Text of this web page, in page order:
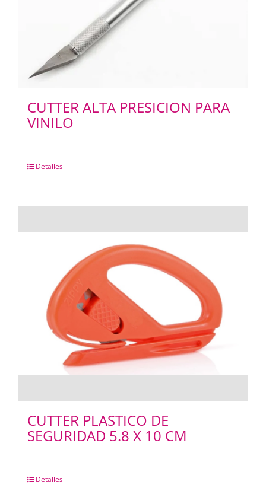
CUTTER ALTA PRESICION PARA
VINILO
Detalles
CUTTER PLASTICO DE
SEGURIDAD 5.8 X 10 CM
Detalles